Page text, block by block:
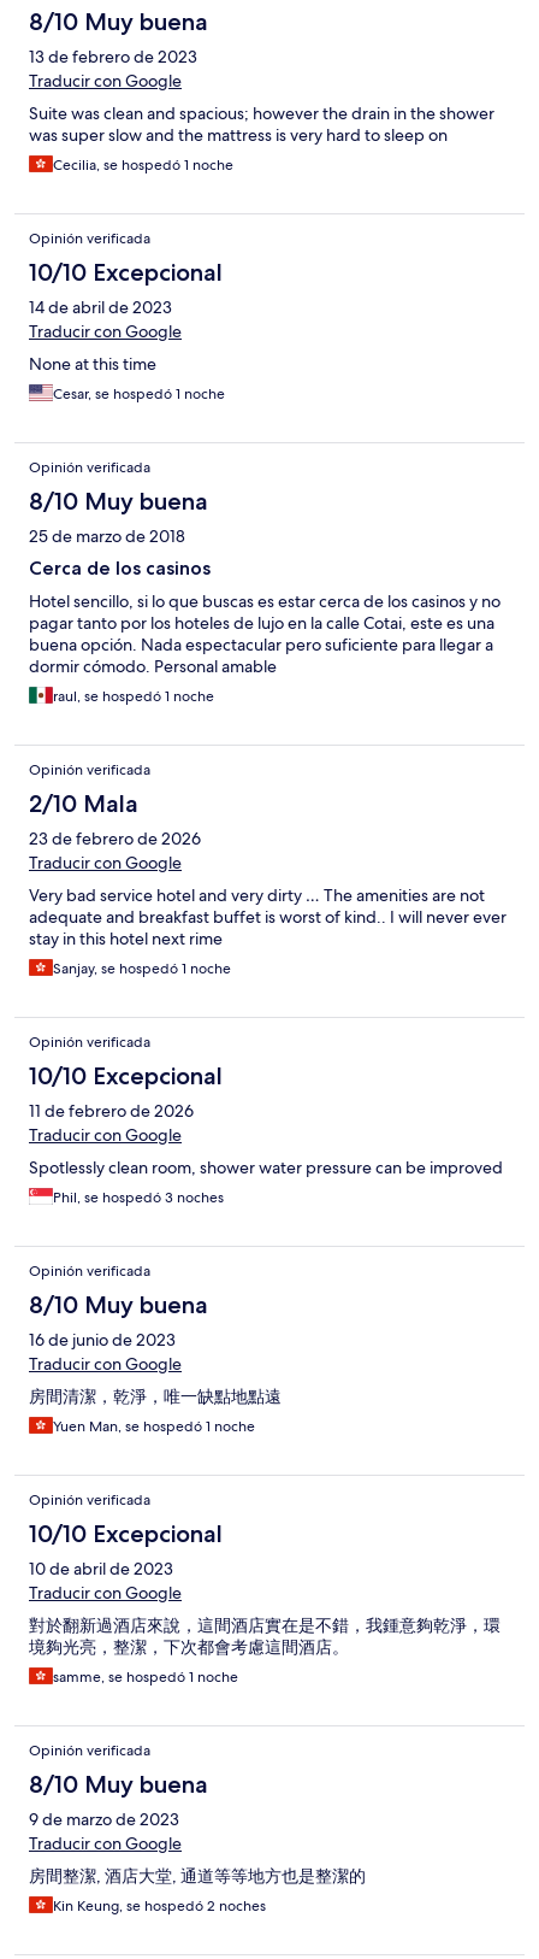
8/10 Muy buena
13 de febrero de 2023
Traducir con Google
Suite was clean and spacious; however the drain in the shower
was super slow and the mattress is very hard to sleep on
Cecilia, se hospedó 1 noche
Opinión verificada
10/10 Excepcional
14 de abril de 2023
Traducir con Google
None at this time
Cesar, se hospedó 1 noche
Opinión verificada
8/10 Muy buena
25 de marzo de 2018
Cerca de los casinos
Hotel sencillo, si lo que buscas es estar cerca de los casinos y no
pagar tanto por los hoteles de lujo en la calle Cotai, este es una
buena opción. Nada espectacular pero suficiente para llegar a
dormir cómodo. Personal amable
raul, se hospedó 1 noche
Opinión verificada
2/10 Mala
23 de febrero de 2026
Traducir con Google
Very bad service hotel and very dirty … The amenities are not
adequate and breakfast buffet is worst of kind.. I will never ever
stay in this hotel next rime
Sanjay, se hospedó 1 noche
Opinión verificada
10/10 Excepcional
11 de febrero de 2026
Traducir con Google
Spotlessly clean room, shower water pressure can be improved
Phil, se hospedó 3 noches
Opinión verificada
8/10 Muy buena
16 de junio de 2023
Traducir con Google
房間清潔，乾淨，唯一缺點地點遠
Yuen Man, se hospedó 1 noche
Opinión verificada
10/10 Excepcional
10 de abril de 2023
Traducir con Google
對於翻新過酒店來說，這間酒店實在是不錯，我鍾意夠乾淨，環
境夠光亮，整潔，下次都會考慮這間酒店。
samme, se hospedó 1 noche
Opinión verificada
8/10 Muy buena
9 de marzo de 2023
Traducir con Google
房間整潔, 酒店大堂, 通道等等地方也是整潔的
Kin Keung, se hospedó 2 noches